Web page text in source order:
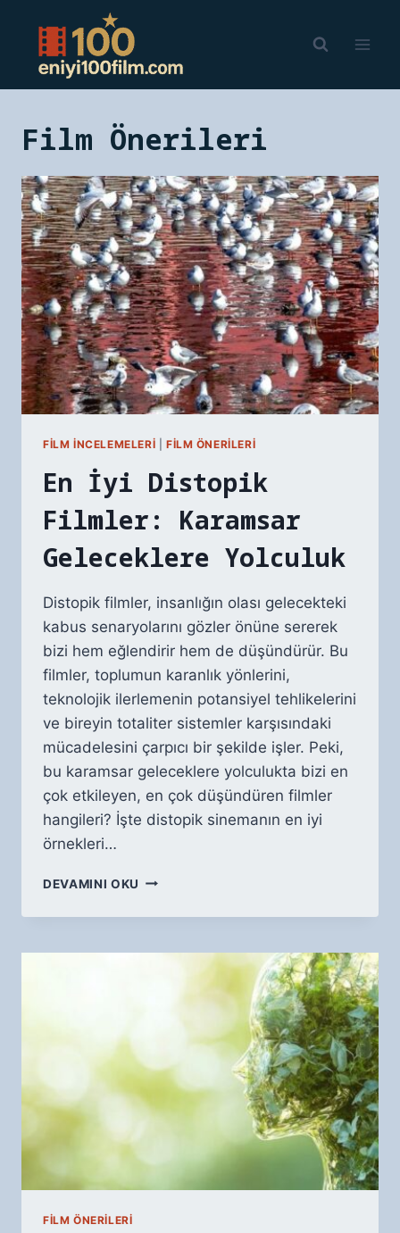
content
Film Önerileri
FILM İNCELEMELERI FILM ÖNERILERI
En İyi Distopik
Filmler: Karamsar
Geleceklere Yolculuk
Distopik filmler, insanlığın olası gelecekteki
kabus senaryolarını gözler önüne sererek
bizi hem eğlendirir hem de düşündürür. Bu
filmler, toplumun karanlık yönlerini,
teknolojik ilerlemenin potansiyel tehlikelerini
ve bireyin totaliter sistemler karşısındaki
mücadelesini çarpıcı bir şekilde işler. Peki,
bu karamsar geleceklere yolculukta bizi en
çok etkileyen, en çok düşündüren filmler
hangileri? İşte distopik sinemanın en iyi
örnekleri…
DEVAMINI OKU EN
DISTOPIK
KARAMSAR
FILM ÖNERILERI